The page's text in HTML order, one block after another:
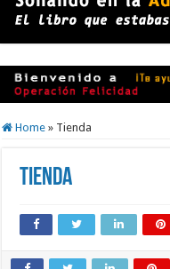
Home » Tienda
Tienda